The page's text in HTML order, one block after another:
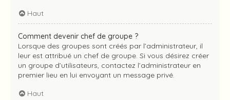
Haut
Comment devenir chef de groupe ?
Lorsque des groupes sont créés par l’administrateur, il
leur est attribué un chef de groupe. Si vous désirez créer
un groupe d’utilisateurs, contactez l’administrateur en
premier lieu en lui envoyant un message privé.
Haut